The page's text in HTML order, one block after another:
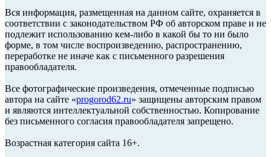
Вся информация, размещенная на данном сайте, охраняется в
соответствии с законодательством РФ об авторском праве и не
подлежит использованию кем-либо в какой бы то ни было
форме, в том числе воспроизведению, распространению,
переработке не иначе как с письменного разрешения
правообладателя.
Все фотографические произведения, отмеченные подписью
автора на сайте «progorod62.ru» защищены авторским правом
и являются интеллектуальной собственностью. Копирование
без письменного согласия правообладателя запрещено.
Возрастная категория сайта 16+.